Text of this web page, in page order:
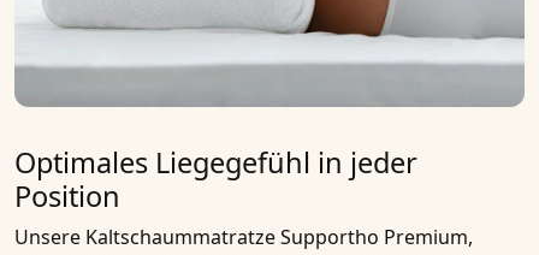
Optimales Liegegefühl in jeder
Position
Unsere Kaltschaummatratze Supportho Premium,